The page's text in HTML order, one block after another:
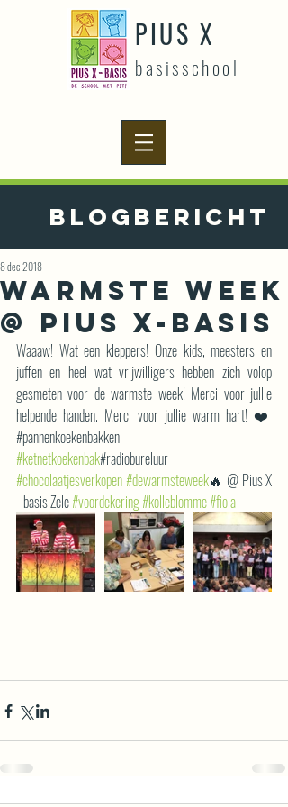
PIUS X
basisschool
Blogbericht
Warmste week
@ Pius X-basis
8 dec 2018
Waaaw! Wat een kleppers! Onze kids, meesters en
juffen en heel wat vrijwilligers hebben zich volop
gesmeten voor de warmste week! Merci voor jullie
helpende handen. Merci voor jullie warm hart! ❤️
#ketnetkoekenbak
#chocolaatjesverkopen#dewarmsteweek🔥 @ Pius X
- basis Zele #voordekering#kolleblomme#fiola